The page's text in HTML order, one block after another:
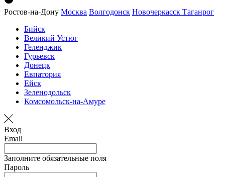
Ростов-на-Дону Москва Волгодонск Новочеркасск Таганрог
Бийск
Великий Устюг
Геленджик
Гурьевск
Донецк
Евпатория
Ейск
Зеленодольск
Комсомольск-на-Амуре
Вход
Email
Заполните обязательные поля
Пароль